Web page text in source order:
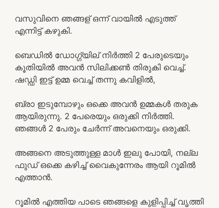
വസുവിനെ ഞങ്ങള് ഒന്ന് വായിൽ എടുത്ത്
എന്നിട്ട് കഴുകി.
ബെഡിൽ ഡോഗ്ഗ്യില് നിർത്തി 2 പേരുടെയും
കൂതിയിൽ അവൻ സിലിക്കൺ തിരുകി വെച്ച്.
ഷഡ്ഡി ഇട്ട് ഉമ്മ വെച്ച് തന്നു കവിളിൽ,
ബ്രാ ഇടുമ്പോഴും ഒക്കെ അവൻ ഉമ്മകൾ തരുക
ആയിരുന്നു. 2 പേരെയും ഒരുക്കി നിർത്തി.
ഞങ്ങൾ 2 പേരും ചേർന്ന് അവനെയും ഒരുക്കി.
അങ്ങനെ അടുത്തുള്ള മാൾ ഇലു പോയി, നല്ല
ഫുഡ് ഒക്കെ കഴിച്ച് വൈകുന്നേരം ആയി റൂമിൽ
എത്താൻ.
റൂമിൽ എത്തിയ പാടെ ഞങ്ങളെ കുളിപ്പിച്ച് വൃത്തി